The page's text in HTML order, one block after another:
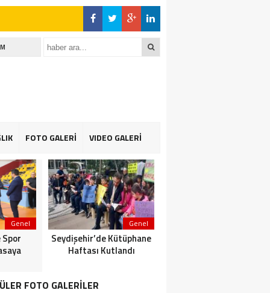
FOTO GALERİ VIDEO GALERİ
Genel Genel
Seydişehir’de Kütüphane
Haftası Kutlandı
FOTO GALERİLER